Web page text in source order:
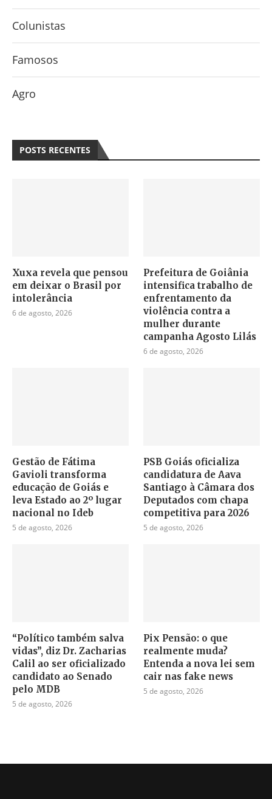
Colunistas
Famosos
Agro
POSTS RECENTES
Xuxa revela que pensou
em deixar o Brasil por
intolerância
6 de agosto, 2026
Prefeitura de Goiânia
intensifica trabalho de
enfrentamento da
violência contra a
mulher durante
campanha Agosto Lilás
6 de agosto, 2026
Gestão de Fátima
Gavioli transforma
educação de Goiás e
leva Estado ao 2º lugar
nacional no Ideb
5 de agosto, 2026
PSB Goiás oficializa
candidatura de Aava
Santiago à Câmara dos
Deputados com chapa
competitiva para 2026
5 de agosto, 2026
“Político também salva
vidas”, diz Dr. Zacharias
Calil ao ser oficializado
candidato ao Senado
pelo MDB
5 de agosto, 2026
Pix Pensão: o que
realmente muda?
Entenda a nova lei sem
cair nas fake news
5 de agosto, 2026